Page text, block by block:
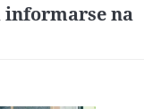
informarse na